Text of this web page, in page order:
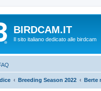
BIRDCAM.IT
Il sito italiano dedicato alle birdcam
Breeding Season 2022 Berte